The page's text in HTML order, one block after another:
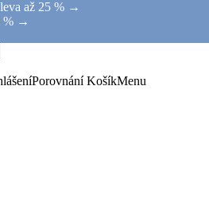
až 25 % →
% →
Porovnání KošíkMenu